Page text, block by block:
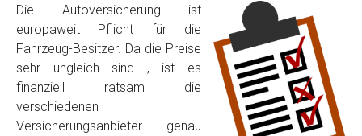
Die Autoversicherung ist
europaweit Pflicht für die
Fahrzeug-Besitzer. Da die Preise
sehr ungleich sind , ist es
finanziell ratsam die
verschiedenen
Versicherungsanbieter genau